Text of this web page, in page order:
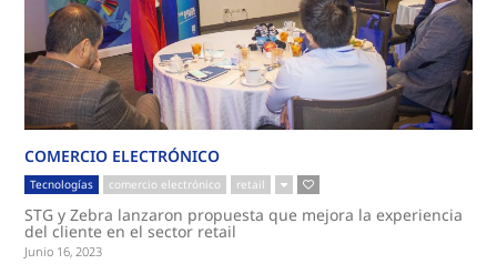
COMERCIO ELECTRÓNICO
Tecnologías comercio electrónico retail
STG y Zebra lanzaron propuesta que mejora la experiencia
del cliente en el sector retail
Junio 16, 2023